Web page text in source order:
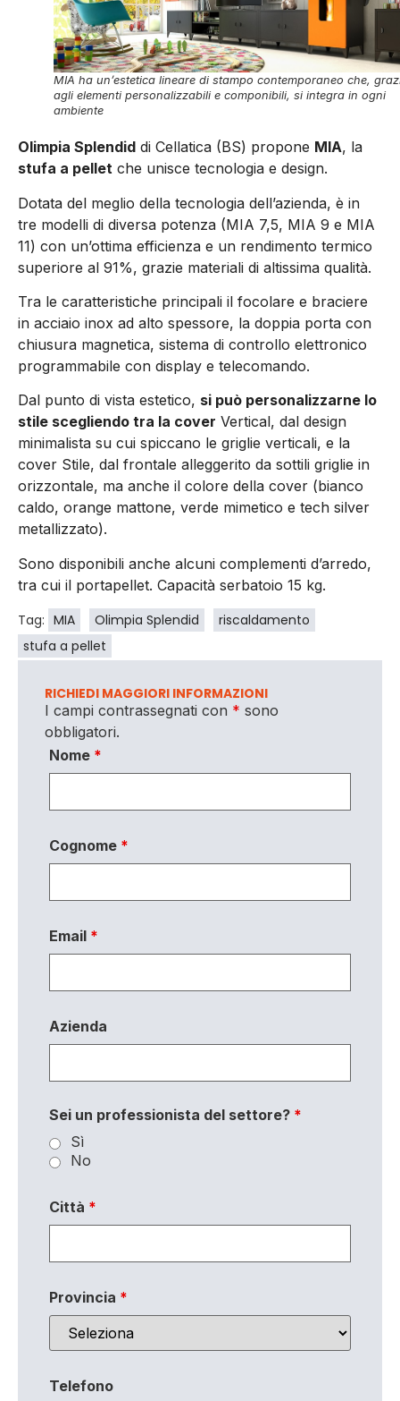
MIA ha un’estetica lineare di stampo contemporaneo che,
agli elementi personalizzabili e componibili, si integra in ogni
ambiente
Olimpia Splendid di Cellatica (BS) propone MIA, la
stufa a pellet che unisce tecnologia e design.
Dotata del meglio della tecnologia dell’azienda, è in
tre modelli di diversa potenza (MIA 7,5, MIA 9 e MIA
11) con un’ottima efficienza e un rendimento termico
superiore al 91%, grazie materiali di altissima qualità.
Tra le caratteristiche principali il focolare e braciere
in acciaio inox ad alto spessore, la doppia porta con
chiusura magnetica, sistema di controllo elettronico
programmabile con display e telecomando.
Dal punto di vista estetico, si può personalizzarne lo
stile scegliendo tra la cover Vertical, dal design
minimalista su cui spiccano le griglie verticali, e la
cover Stile, dal frontale alleggerito da sottili griglie in
orizzontale, ma anche il colore della cover (bianco
caldo, orange mattone, verde mimetico e tech silver
metallizzato).
Sono disponibili anche alcuni complementi d’arredo,
tra cui il portapellet. Capacità serbatoio 15 kg.
Tag: MIA Olimpia Splendid
riscaldamento
stufa a pellet
RICHIEDI MAGGIORI INFORMAZIONI
I campi contrassegnati con * sono
obbligatori.
Nome *
Cognome *
Email *
Azienda
Sei un professionista del settore? *
Sì
No
Città *
Provincia *
Telefono